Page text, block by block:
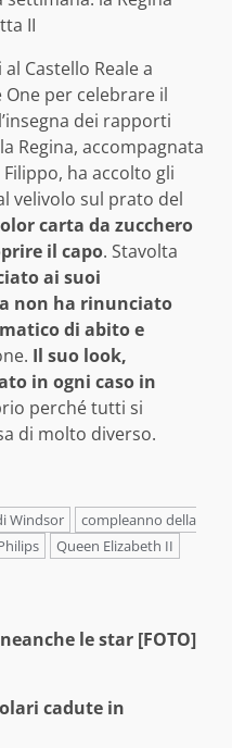
Castello Reale a
per celebrare il
dei rapporti
Regina, accompagnata
ha accolto gli
velivolo sul prato del
carta da zucchero
il capo. Stavolta
ai suoi
non ha rinunciato
di abito e
Il suo look,
in ogni caso in
perché tutti si
di molto diverso.
Windsor
compleanno della
Queen Elizabeth II
le star [FOTO]
cadute in